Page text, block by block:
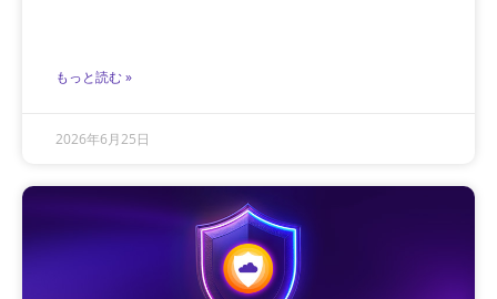
もっと読む »
2026年6月25日